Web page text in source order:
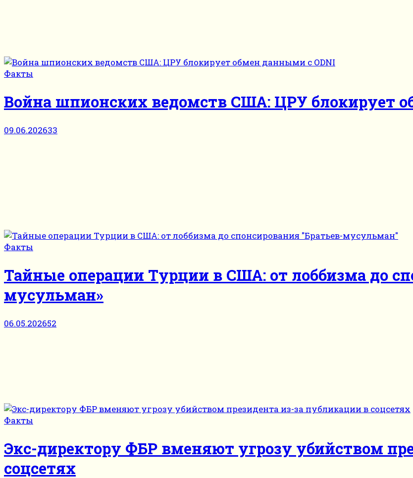
Факты
Война шпионских ведомств США: ЦРУ блокирует
09.06.202633
Факты
Тайные операции Турции в США: от лоббизма до
мусульман»
06.05.202652
Факты
Экс-директору ФБР вменяют угрозу убийством
соцсетях